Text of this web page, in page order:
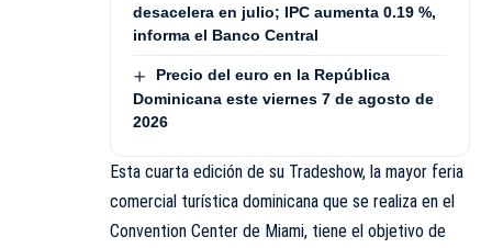
desacelera en julio; IPC aumenta 0.19 %,
informa el Banco Central
Precio del euro en la República
Dominicana este viernes 7 de agosto de
2026
Esta cuarta edición de su Tradeshow, la mayor feria
comercial turística dominicana que se realiza en el
Convention Center de Miami, tiene el objetivo de